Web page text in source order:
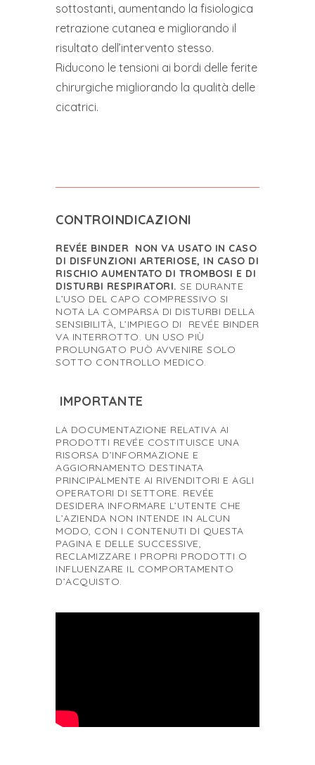
sottostanti, aumentando la fisiologica
retrazione cutanea e migliorando il
risultato dell’intervento stesso.
Riducono le tensioni ai bordi delle ferite
chirurgiche migliorando la qualità delle
cicatrici.
CONTROINDICAZIONI
REVÉE BINDER NON VA USATO IN CASO
DI DISFUNZIONI ARTERIOSE, IN CASO DI
RISCHIO AUMENTATO DI TROMBOSI E DI
DISTURBI RESPIRATORI. SE DURANTE
L’USO DEL CAPO COMPRESSIVO SI
NOTA LA COMPARSA DI DISTURBI DELLA
SENSIBILITÀ, L’IMPIEGO DI REVÉE BINDER
VA INTERROTTO. UN USO PIÙ
PROLUNGATO PUÒ AVVENIRE SOLO
SOTTO CONTROLLO MEDICO.
IMPORTANTE
LA DOCUMENTAZIONE RELATIVA AI
PRODOTTI REVÉE COSTITUISCE UNA
RISORSA D’INFORMAZIONE E
AGGIORNAMENTO DESTINATA
PRINCIPALMENTE AI RIVENDITORI E AGLI
OPERATORI DI SETTORE. REVÉE
DESIDERA INFORMARE L’UTENTE CHE
L’AZIENDA NON INTENDE IN ALCUN
MODO, CON I CONTENUTI DI QUESTA
PAGINA E DELLE SUCCESSIVE,
RECLAMIZZARE I PROPRI PRODOTTI O
INFLUENZARE IL COMPORTAMENTO
D’ACQUISTO.